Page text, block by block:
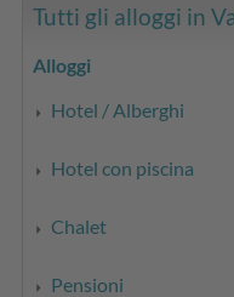
Tutti gli alloggi in
Alloggi
Hotel / Alberghi
Hotel con piscina
Chalet
Pensioni